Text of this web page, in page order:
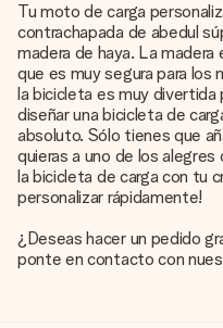
Tu moto de carga
contrachapada de abedul
madera de haya. La
que es muy segura para los
la bicicleta es muy divertida
diseñar una bicicleta de
absoluto. Sólo tienes que
quieras a uno de los
la bicicleta de carga con tu
personalizar rápidamente!
¿Deseas hacer un pedido
ponte en contacto con